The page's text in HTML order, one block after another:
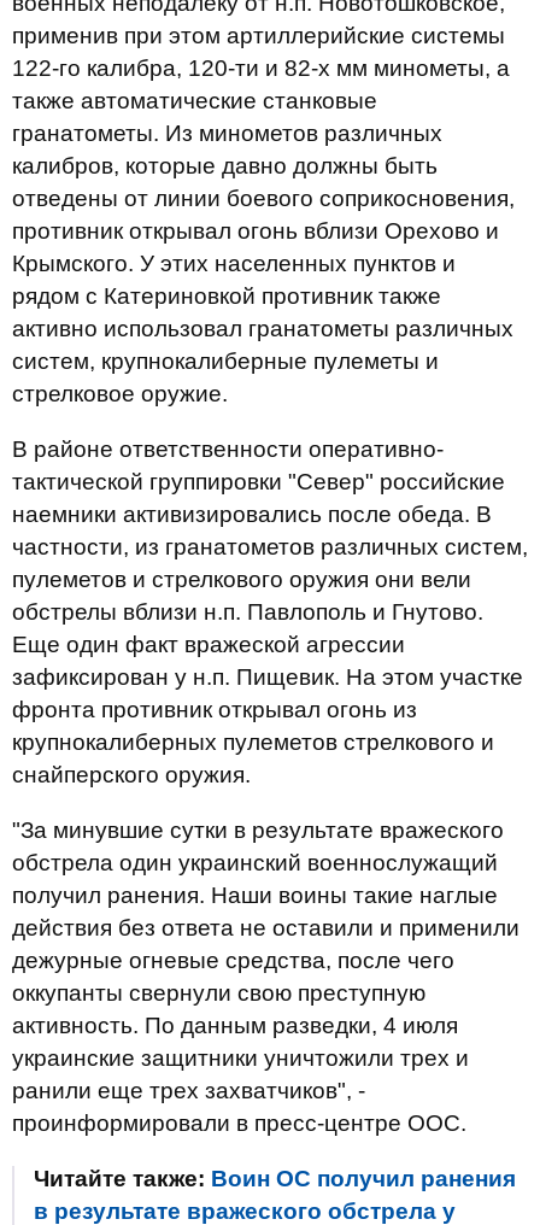
применив при этом артиллерийские системы
122-го калибра, 120-ти и 82-х мм минометы, а
также автоматические станковые
гранатометы. Из минометов различных
калибров, которые давно должны быть
отведены от линии боевого соприкосновения,
противник открывал огонь вблизи Орехово и
Крымского. У этих населенных пунктов и
рядом с Катериновкой противник также
активно использовал гранатометы различных
систем, крупнокалиберные пулеметы и
стрелковое оружие.
В районе ответственности оперативно-
тактической группировки "Север" российские
наемники активизировались после обеда. В
частности, из гранатометов различных систем,
пулеметов и стрелкового оружия они вели
обстрелы вблизи н.п. Павлополь и Гнутово.
Еще один факт вражеской агрессии
зафиксирован у н.п. Пищевик. На этом участке
фронта противник открывал огонь из
крупнокалиберных пулеметов стрелкового и
снайперского оружия.
"За минувшие сутки в результате вражеского
обстрела один украинский военнослужащий
получил ранения. Наши воины такие наглые
действия без ответа не оставили и применили
дежурные огневые средства, после чего
оккупанты свернули свою преступную
активность. По данным разведки, 4 июля
украинские защитники уничтожили трех и
ранили еще трех захватчиков", -
проинформировали в пресс-центре ООС.
Читайте также: Воин ОС получил ранения
в результате вражеского обстрела у